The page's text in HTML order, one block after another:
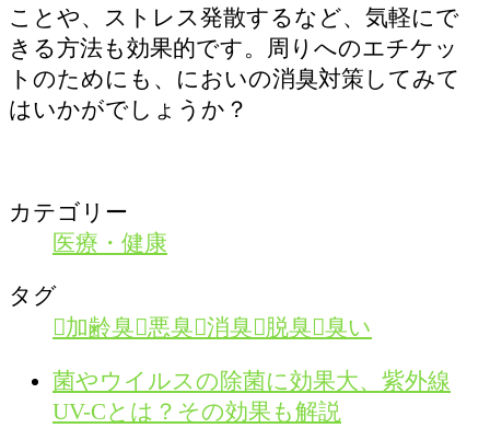
ことや、ストレス発散するなど、気軽にで
きる方法も効果的です。周りへのエチケッ
トのためにも、においの消臭対策してみて
はいかがでしょうか？
カテゴリー
医療・健康
タグ
加齢臭
悪臭 消臭 脱臭 臭い
菌やウイルスの除菌に効果大、紫外線
UV-Cとは？その効果も解説